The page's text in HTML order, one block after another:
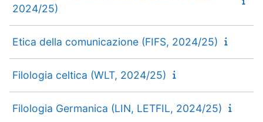
2024/25)
Etica della comunicazione (FIFS, 2024/25)
Filologia celtica (WLT, 2024/25)
Filologia Germanica (LIN, LETFIL, 2024/25)